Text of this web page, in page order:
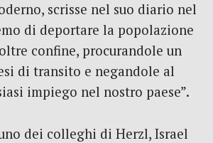
scrisse nel suo diario nel
di deportare la popolazione
confine, procurandole un
di transito e negandole al
impiego nel nostro paese”.
dei colleghi di Herzl, Israel